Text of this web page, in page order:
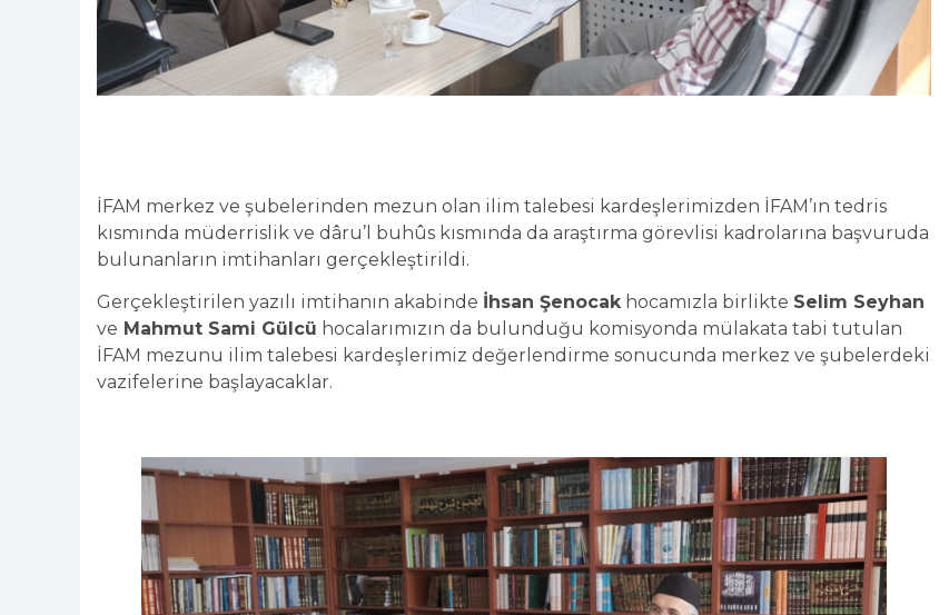
İFAM merkez ve şubelerinden mezun olan ilim talebesi kardeşlerimizden İFAM’ın tedris
kısmında müderrislik ve dâru’l buhûs kısmında da araştırma görevlisi kadrolarına başvuruda
bulunanların imtihanları gerçekleştirildi.
Gerçekleştirilen yazılı imtihanın akabinde İhsan Şenocakhocamızla birlikte Selim Seyhan
ve Mahmut Sami Gülcü hocalarımızın da bulunduğu komisyonda mülakata tabi tutulan
İFAM mezunu ilim talebesi kardeşlerimiz değerlendirme sonucunda merkez ve şubelerdeki
vazifelerine başlayacaklar.